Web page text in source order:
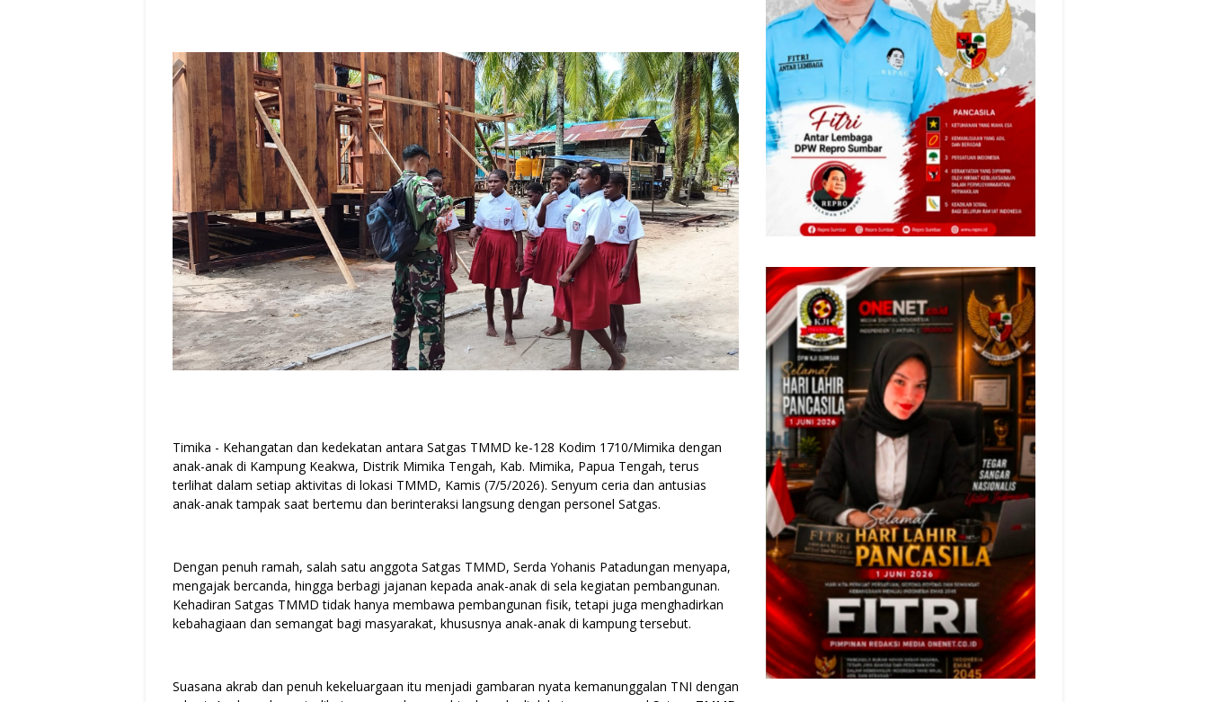
Timika - Kehangatan dan kedekatan antara Satgas TMMD ke-128 Kodim 1710/Mimika dengan
anak-anak di Kampung Keakwa, Distrik Mimika Tengah, Kab. Mimika, Papua Tengah, terus
terlihat dalam setiap aktivitas di lokasi TMMD, Kamis (7/5/2026). Senyum ceria dan antusias
anak-anak tampak saat bertemu dan berinteraksi langsung dengan personel Satgas.
Dengan penuh ramah, salah satu anggota Satgas TMMD, Serda Yohanis Patadungan menyapa,
mengajak bercanda, hingga berbagi jajanan kepada anak-anak di sela kegiatan pembangunan.
Kehadiran Satgas TMMD tidak hanya membawa pembangunan fisik, tetapi juga menghadirkan
kebahagiaan dan semangat bagi masyarakat, khususnya anak-anak di kampung tersebut.
Suasana akrab dan penuh kekeluargaan itu menjadi gambaran nyata kemanunggalan TNI dengan